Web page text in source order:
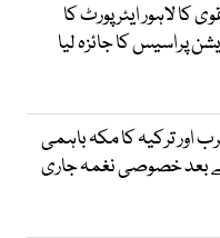
کا لاہور ایئر پورٹ کا
پراسیس کا جائزہ لیا
اور ترکیہ کا مکہ باہمی
بعد خصوصی نغمہ جاری